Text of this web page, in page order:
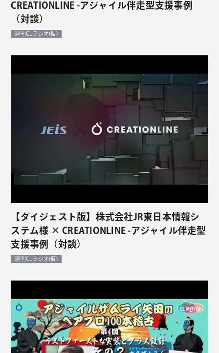
CREATIONLINE -アジャイル伴走型支援事例
（対談）
週刊CLラジオ(仮)
【ダイジェスト版】株式会社JR東日本情報シ
ステム様 × CREATIONLINE -アジャイル伴走型
支援事例（対談）
週刊CLラジオ(仮)